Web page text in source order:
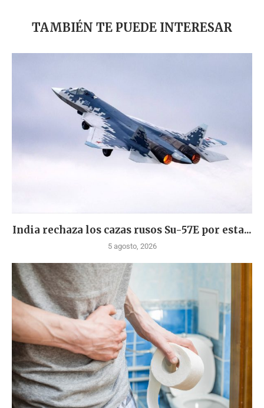
TAMBIÉN TE PUEDE INTERESAR
India rechaza los cazas rusos Su-57E por esta...
5 agosto, 2026